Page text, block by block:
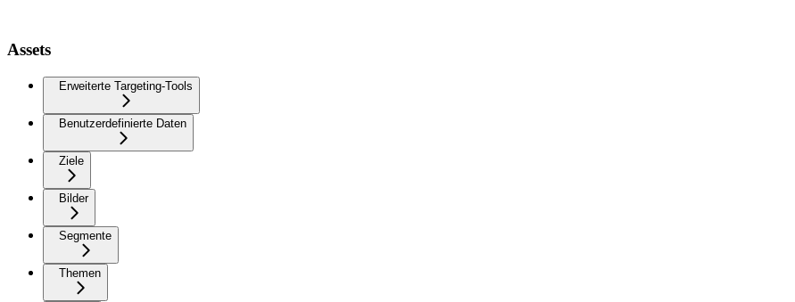
Assets
Erweiterte Targeting-Tools
Benutzerdefinierte Daten
Ziele
Bilder
Segmente
Themen